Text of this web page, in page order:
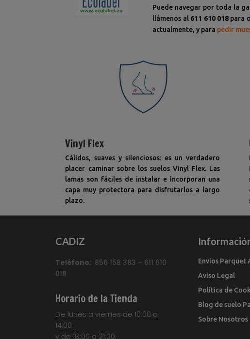
Puede navegar por toda la
llámenos al 611 610 018 para
actualmente, y para pedir
Vinyl Flex
Cálidos, suaves y silenciosos: es un verdadero
placer caminar sobre los suelos Vinyl Flex. Las
lamas son fáciles de instalar e incorporan una
capa muy protectora para disfrutarlos a largo
plazo.
CADIZ
Teléfono: 856 158 383 – 611 610
018
Horario de la Tienda
De lunes a viernes de 10:00 a
14:00
y de 18:00 a 21:00.
Envios Parquet
Aviso Legal
Política de
Blog de suelo
Sobre Nosotros